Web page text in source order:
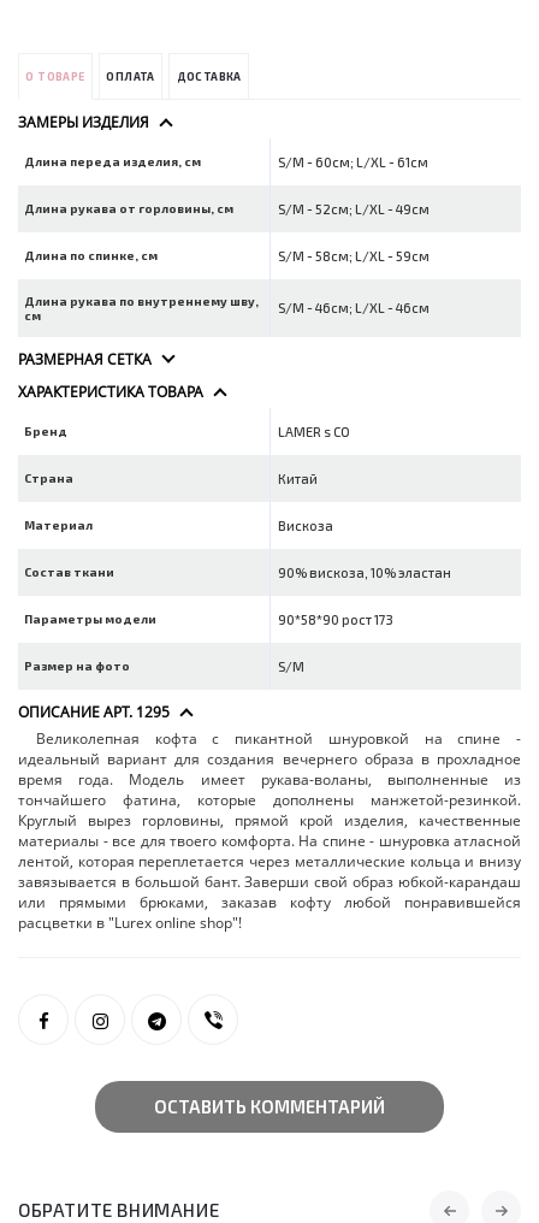
О ТОВАРЕ ОПЛАТА ДОСТАВКА
ЗАМЕРЫ ИЗДЕЛИЯ
Длина переда изделия, см S/M - 60см; L/XL - 61см
Длина рукава от горловины, см S/M - 52см; L/XL - 49см
Длина по спинке, см S/M - 58см; L/XL - 59см
Длина рукава по внутреннему шву,
см
S/M - 46см; L/XL - 46см
РАЗМЕРНАЯ СЕТКА
ХАРАКТЕРИСТИКА ТОВАРА
Бренд LAMER s CO
Страна Китай
Материал Вискоза
Состав ткани 90% вискоза, 10% эластан
Параметры модели 90*58*90 рост 173
Размер на фото S/M
ОПИСАНИЕ АРТ. 1295
Великолепная кофта с пикантной шнуровкой на спине -
идеальный вариант для создания вечернего образа в прохладное
время года. Модель имеет рукава-воланы, выполненные из
тончайшего фатина, которые дополнены манжетой-резинкой.
Круглый вырез горловины, прямой крой изделия, качественные
материалы - все для твоего комфорта. На спине - шнуровка атласной
лентой, которая переплетается через металлические кольца и внизу
завязывается в большой бант. Заверши свой образ юбкой-карандаш
или прямыми брюками, заказав кофту любой понравившейся
расцветки в "Lurex online shop"!
ОСТАВИТЬ КОММЕНТАРИЙ
ОБРАТИТЕ ВНИМАНИЕ